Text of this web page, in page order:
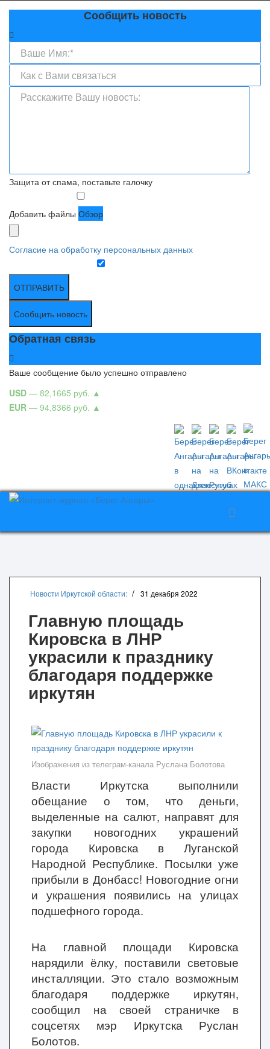
Сообщить новость
Защита от спама, поставьте галочку
Добавить файлы Обзор
Согласие на обработку персональных данных
ОТПРАВИТЬ
Сообщить новость
Обратная связь
Ваше сообщение было успешно отправлено
USD — 82,1665 руб. ▲
EUR — 94,8366 руб. ▲
Новости Иркутской области: 31 декабря 2022
Главную площадь
Кировска в ЛНР
украсили к празднику
благодаря поддержке
иркутян
Изображения из телеграм-канала Руслана Болотова
Власти Иркутска выполнили
обещание о том, что деньги,
выделенные на салют, направят для
закупки новогодних украшений
города Кировска в Луганской
Народной Республике. Посылки уже
прибыли в Донбасс! Новогодние огни
и украшения появились на улицах
подшефного города.
На главной площади Кировска
нарядили ёлку, поставили световые
инсталляции. Это стало возможным
благодаря поддержке иркутян,
сообщил на своей страничке в
соцсетях мэр Иркутска Руслан
Болотов.